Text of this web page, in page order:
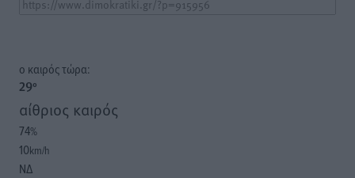
o καιρός τώρα:
29°
αίθριος καιρός
74%
10km/h
ΝΔ